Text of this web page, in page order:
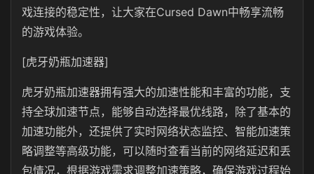
戏连接的稳定性，让大家在Cursed Dawn中畅享流畅
的游戏体验。
[虎牙奶瓶加速器]
虎牙奶瓶加速器拥有强大的加速性能和丰富的功能，支
持全球加速节点，能够自动选择最优线路，除了基本的
加速功能外，还提供了实时网络状态监控、智能加速策
略调整等高级功能，可以随时查看当前的网络延迟和丢
包情况，根据游戏需求调整加速策略，确保游戏过程始